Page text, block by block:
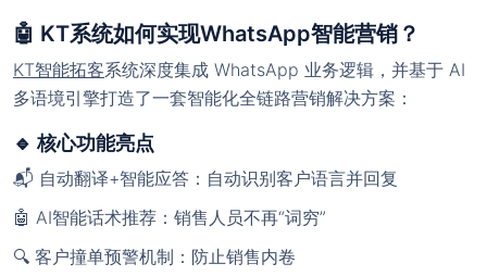
🤖 KT系统如何实现WhatsApp智能营销？
KT智能拓客系统深度集成 WhatsApp 业务逻辑，并基于 AI
多语境引擎打造了一套智能化全链路营销解决方案：
🔹 核心功能亮点
📬 自动翻译+智能应答：自动识别客户语言并回复
🤖 AI智能话术推荐：销售人员不再“词穷”
🔍 客户撞单预警机制：防止销售内卷